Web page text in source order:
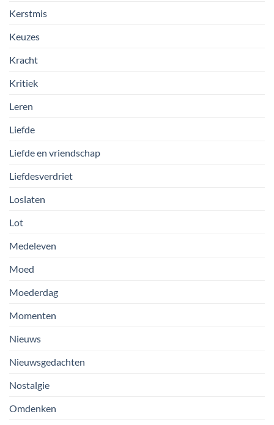
Kerstmis
Keuzes
Kracht
Kritiek
Leren
Liefde
Liefde en vriendschap
Liefdesverdriet
Loslaten
Lot
Medeleven
Moed
Moederdag
Momenten
Nieuws
Nieuwsgedachten
Nostalgie
Omdenken